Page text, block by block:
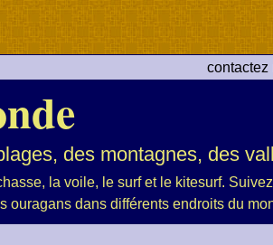
contactez
des montagnes, des
la voile, le surf et le kitesurf.
ouragans dans différents endroits du